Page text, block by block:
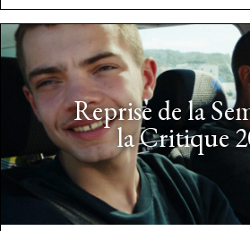
Reprise de la
la Critique